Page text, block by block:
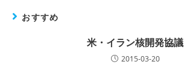
む
おすすめ
米・イラン核開発協議
2015-03-20